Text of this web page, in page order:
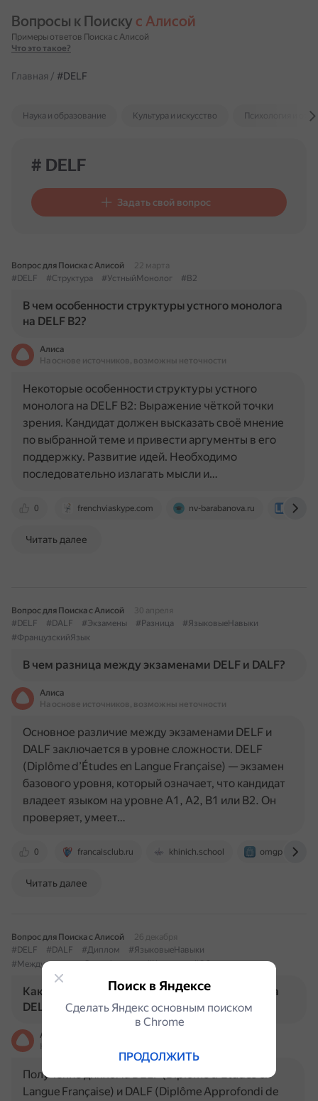
Вопросы к Поиску с Алисой
Примеры ответов Поиска с Алисой
Что это такое?
Главная / #DELF
Наука и образование Культура и искусство Психология и
# DELF
Задать свой вопрос
Вопрос для Поиска с Алисой
22 марта
#DELF
#Структура #УстныйМонолог #B2
В чем особенности структуры устного монолога
на DELF B2?
Алиса
На основе источников, возможны неточности
0 frenchviaskype.com nv-barabanova.ru
Некоторые особенности структуры устного
монолога на DELF B2: Выражение чёткой точки
зрения. Кандидат должен высказать своё мнение
по выбранной теме и привести аргументы в его
поддержку. Развитие идей. Необходимо
последовательно излагать мысли и…
Читать далее
Вопрос для Поиска с Алисой
30 апреля
#DELF
#DALF #Экзамены #Разница
#ЯзыковыеНавыки
#ФранцузскийЯзык
В чем разница между экзаменами DELF и DALF?
Алиса
На основе источников, возможны неточности
0 francaisclub.ru khinich.school omgpu.ru
Основное различие между экзаменами DELF и
DALF заключается в уровне сложности. DELF
(Diplôme d’Études en Langue Française) — экзамен
базового уровня, который означает, что кандидат
владеет языком на уровне А1, А2, В1 или В2. Он
проверяет, умеет…
Читать далее
Вопрос для Поиска с Алисой
26 декабря
#DELF
#DALF #Диплом
#ЯзыковыеНавыки
#МеждународныеСертификаты
#Карьера #Обучение
Какие преимущества даёт получение диплома
DELF/DALF?
Алиса
Получение диплома DELF (Diplôme d'Études en
Langue Française) и DALF (Diplôme Approfondi de
Поиск в Яндексе
Сделать Яндекс основным поиском
в Сhrome
ПРОДОЛЖИТЬ